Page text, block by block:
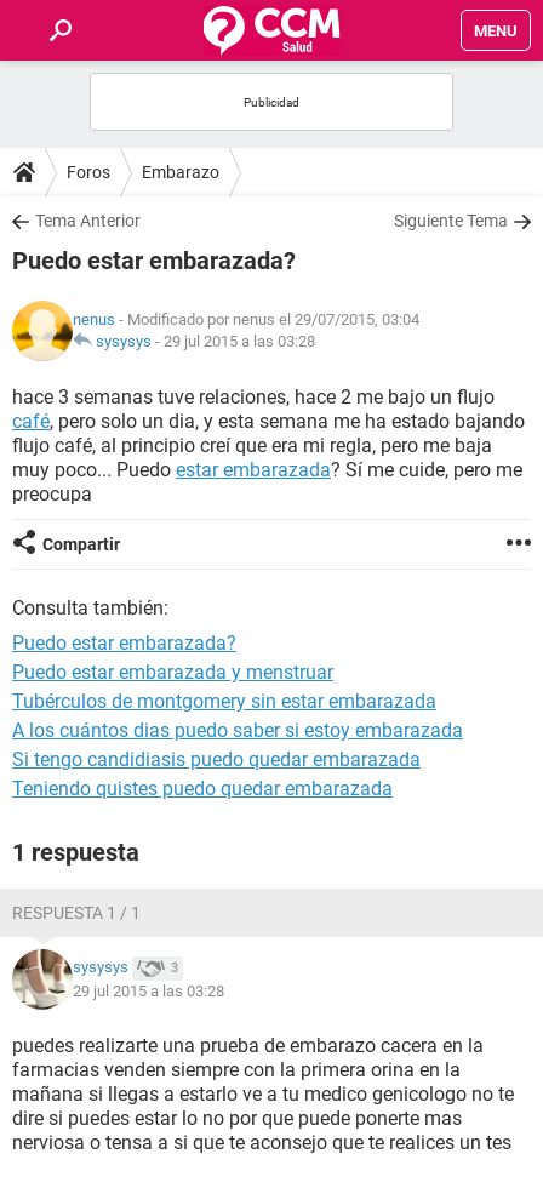
MENU
FOROS
SALUD
NUTRICIÓN
BIENESTAR
SEXUALIDAD
GLOSARIO
Foros Embarazo
Tema Anterior Siguiente Tema
Puedo estar embarazada?
nenus - Modificado por nenus el 29/07/2015, 03:04
sysysys - 29 jul 2015 a las 03:28
hace 3 semanas tuve relaciones, hace 2 me bajo un flujo
café, pero solo un dia, y esta semana me ha estado bajando
flujo café, al principio creí que era mi regla, pero me baja
muy poco... Puedo estar embarazada? Sí me cuide, pero me
preocupa
Compartir
Consulta también:
Puedo estar embarazada?
Puedo estar embarazada y menstruar
Tubérculos de montgomery sin estar embarazada
A los cuántos dias puedo saber si estoy embarazada
Si tengo candidiasis puedo quedar embarazada
Teniendo quistes puedo quedar embarazada
1 respuesta
RESPUESTA 1 / 1
sysysys 3
29 jul 2015 a las 03:28
puedes realizarte una prueba de embarazo cacera en la
farmacias venden siempre con la primera orina en la
mañana si llegas a estarlo ve a tu medico genicologo no te
dire si puedes estar lo no por que puede ponerte mas
nerviosa o tensa a si que te aconsejo que te realices un tes